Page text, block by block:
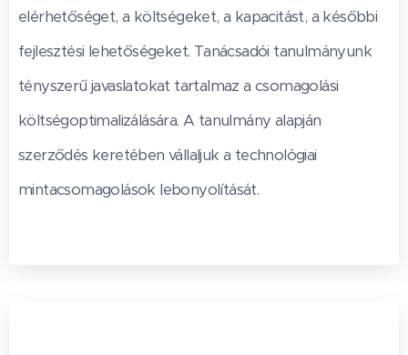
elérhetőséget, a költségeket, a kapacitást, a későbbi
fejlesztési lehetőségeket. Tanácsadói tanulmányunk
tényszerű javaslatokat tartalmaz a csomagolási
költségoptimalizálására. A tanulmány alapján
szerződés keretében vállaljuk a technológiai
mintacsomagolások lebonyolítását.